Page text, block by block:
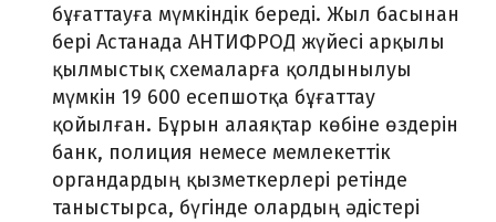
бұғаттауға мүмкіндік береді. Жыл басынан
бері Астанада АНТИФРОД жүйесі арқылы
қылмыстық схемаларға қолдынылуы
мүмкін 19 600 есепшотқа бұғаттау
қойылған. Бұрын алаяқтар көбіне өздерін
банк, полиция немесе мемлекеттік
органдардың қызметкерлері ретінде
таныстырса, бүгінде олардың әдістері